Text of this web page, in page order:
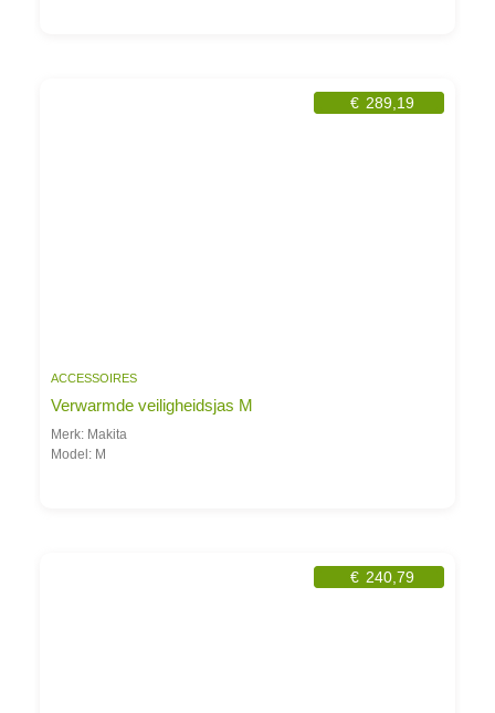
€ 289,19
ACCESSOIRES
Verwarmde veiligheidsjas M
Merk: Makita
Model: M
€ 240,79